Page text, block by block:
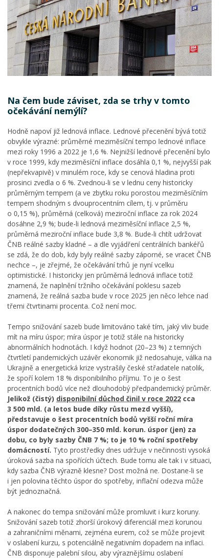
Na čem bude záviset, zda se trhy v tomto
očekávání nemýlí?
Hodně napoví již lednová inflace. Lednové přecenění bývá totiž
obvykle výrazné: průměrné meziměsíční tempo lednové inflace
mezi roky 1996 a 2022 je 1,6 %. Nejnižší lednové přecenění bylo
v roce 1999, kdy meziměsíční inflace dosáhla 0,1 %, nejvyšší pak
(nepřekvapivě) v minulém roce, kdy se cenová hladina proti
prosinci zvedla o 6 %. Zvednou-li se v lednu ceny historicky
průměrným tempem (a ve zbytku roku porostou meziměsíčním
tempem shodným s dvouprocentním cílem, tj. v průměru
o 0,15 %), průměrná (celková) meziroční inflace za rok 2024
dosáhne 2,9 %; bude-li lednová meziměsíční inflace 2,5 %,
průměrná meziroční inflace bude 3,8 %. Bude-li chtít udržovat
ČNB reálné sazby kladné – a dle vyjádření centrálních bankéřů
se zdá, že do dob, kdy byly reálné sazby záporné, se vracet ČNB
nechce –, je zřejmé, že očekávání trhů je nyní vcelku
optimistické. I historicky jen průměrná lednová inflace totiž
znamená, že naplnění tržního očekávání poklesu sazeb
znamená, že reálná sazba bude v roce 2025 jen něco lehce nad
třemi čtvrtinami procenta. Což není moc.
Tempo snižování sazeb bude limitováno také tím, jaký vliv bude
mít na míru úspor; míra úspor je totiž stále na historicky
abnormálních hodnotách. I když hodnot (20–23 %) z temných
čtvrtletí pandemických uzávěr ekonomik již nedosahuje, válka na
Ukrajině a energetická krize vystrašily české střadatele natolik,
že spoří kolem 18 % disponibilního příjmu. To je o šest
procentních bodů více než dlouhodobý předpandemický průměr.
Jelikož (čistý) disponibilní důchod činil v roce 2022 cca
3 500 mld. (a letos bude díky růstu mezd vyšší),
představuje o šest procentních bodů vyšší roční míra
úspor dodatečných 300–350 mld. korun. úspor (jen) za
dobu, co byly sazby ČNB 7 %; to je 10 % roční spotřeby
domácností. Tyto prostředky dnes udržuje v nečinnosti vysoká
úroková sazba na spořících účtech. Bude tomu ale tak i v situaci,
kdy sazba ČNB výrazně klesne? Dost možná ne. Dostane-li se
i jen polovina těchto úspor do spotřeby, inflační odezva může
být jednoznačná.
A nakonec do tempa snižování může promluvit i kurz koruny.
Snižování sazeb totiž zhorší úrokový diferenciál mezi korunou
a zahraničními měnami, zejména eurem, což se může projevit
v oslabení kurzu, s potenciálně negativním dopadem na inflaci.
ČNB disponuje palební silou, aby výraznějšímu oslabení